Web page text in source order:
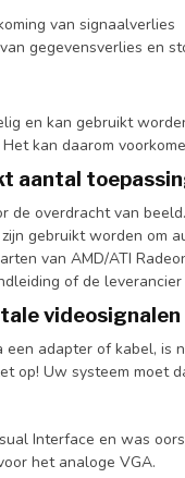
van signaalverlies
gegevensverlies en
en kan gebruikt
kan daarom
aantal
de overdracht van
gebruikt worden om
van AMD/ATI
of de
videosignalen
een adapter of kabel,
op! Uw systeem moet
Interface en was
het analoge VGA.